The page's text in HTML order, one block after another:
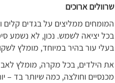
שרוולים ארוכים
המומחים ממליצים על בגדים קלים
בכל יציאה לשמש. נכון, לא נשמע
בעלי עור בהיר במיוחד, מומלץ
את הילדים, בכל מקרה, מומלץ
מכנסיים וחולצה, כמה שיותר בד –